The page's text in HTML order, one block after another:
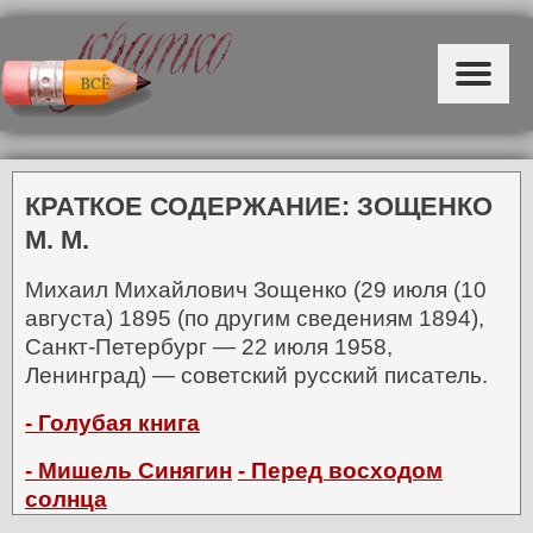
КРАТКОЕ СОДЕРЖАНИЕ: ЗОЩЕНКО
М. М.
Михаил Михайлович Зощенко (29 июля (10
августа) 1895 (по другим сведениям 1894),
Санкт-Петербург — 22 июля 1958,
Ленинград) — советский русский писатель.
- Голубая книга
- Мишель Синягин - Перед восходом
солнца